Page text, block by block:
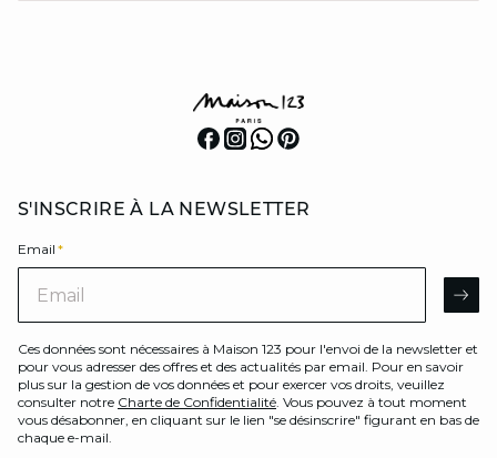
S'INSCRIRE À LA NEWSLETTER
Email *
Email
Ces données sont nécessaires à Maison 123 pour l'envoi de la newsletter et
pour vous adresser des offres et des actualités par email. Pour en savoir
plus sur la gestion de vos données et pour exercer vos droits, veuillez
consulter notre Charte de Confidentialité. Vous pouvez à tout moment
vous désabonner, en cliquant sur le lien "se désinscrire" figurant en bas de
chaque e-mail.